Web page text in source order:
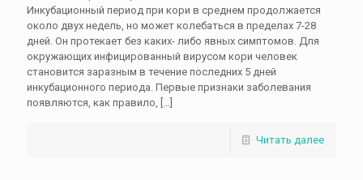
Инкубационный период при кори в среднем продолжается
около двух недель, но может колебаться в пределах 7-28
дней. Он протекает без каких- либо явных симптомов. Для
окружающих инфицированный вирусом кори человек
становится заразным в течение последних 5 дней
инкубационного периода. Первые признаки заболевания
появляются, как правило, […]
Читать далее